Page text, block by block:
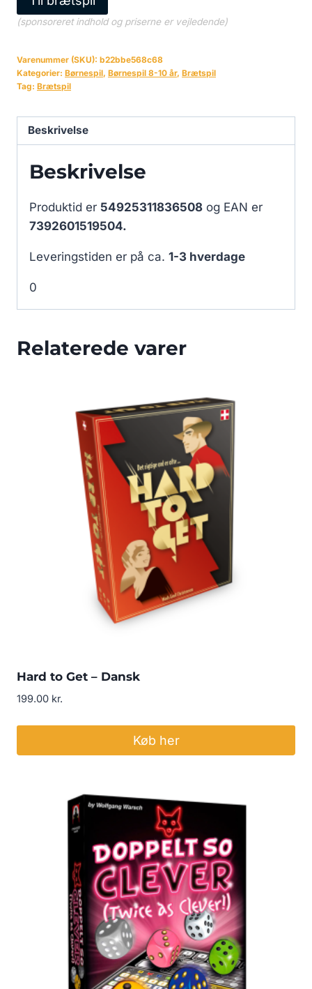
(sponsoreret indhold og priserne er vejledende)
Varenummer (SKU): b22bbe568c68
Kategorier: Børnespil, Børnespil 8-10 år, Brætspil
Tag: Brætspil
Beskrivelse
Beskrivelse
Produktid er 54925311836508 og EAN er
7392601519504.
Leveringstiden er på ca. 1-3 hverdage
0
Relaterede varer
Hard to Get – Dansk
199.00 kr.
Køb her